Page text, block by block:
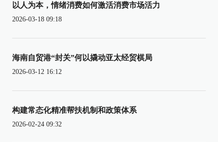
以人为本，情绪消费如何激活消费市场活力
2026-03-18 09:18
海南自贸港“封关”何以撬动亚太经贸棋局
2026-03-12 16:12
构建常态化精准帮扶机制和政策体系
2026-02-24 09:32